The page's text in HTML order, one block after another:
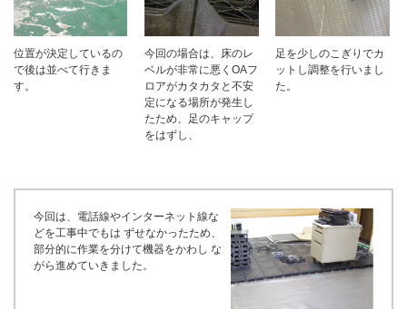
位置が決定しているの
で後は並べて行きま
す。
今回の場合は、床のレ
ベルが非常に悪くOAフ
ロアがカタカタと不安
定になる場所が発生し
たため、足のキャップ
をはずし、
足を少しのこぎりでカ
ットし調整を行いまし
た。
今回は、電話線やインターネット線な
どを工事中でもは ずせなかったため、
部分的に作業を分けて機器をかわし な
がら進めていきました。